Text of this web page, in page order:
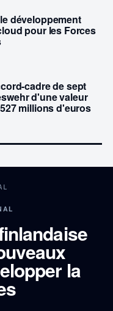
développement
pour les Forces
cadre de sept
d'une valeur
millions d'euros
la